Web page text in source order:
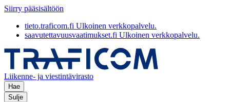
Siirry pääsisältöön
tieto.traficom.fi Ulkoinen verkkopalvelu.
saavutettavuusvaatimukset.fi Ulkoinen verkkopalvelu.
Liikenne- ja viestintävirasto
Hae
Sulje